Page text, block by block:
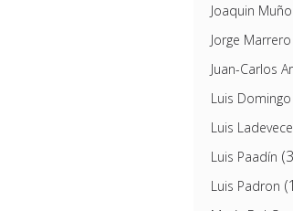
Joaquin
Jorge Marrero
Juan-Carlos
Luis
Luis Ladevece
Luis Paadín
Luis Padron